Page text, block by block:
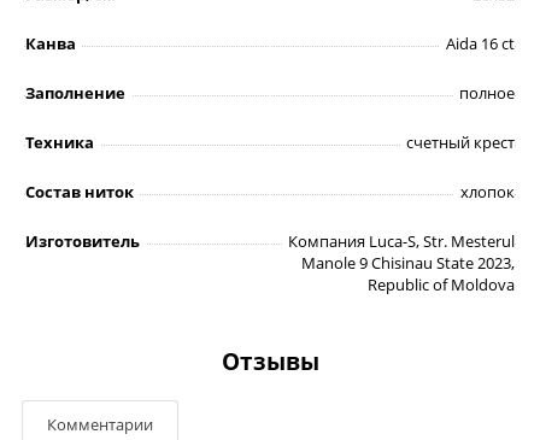
Канва Aida 16 ct
Заполнение полное
Техника счетный крест
Состав ниток хлопок
Изготовитель
Компания Luca-S, Str. Mesterul
Manole 9 Chisinau State 2023,
Republic of Moldova
Отзывы
Комментарии